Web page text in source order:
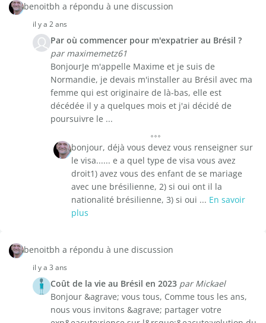
benoitbh a répondu à une discussion
il y a 2 ans
Par où commencer pour m'expatrier au Brésil ?
par maximemetz61
BonjourJe m'appelle Maxime et je suis de
Normandie, je devais m'installer au Brésil avec ma
femme qui est originaire de là-bas, elle est
décédée il y a quelques mois et j'ai décidé de
poursuivre le ...
bonjour, déjà vous devez vous renseigner sur
le visa...... e a quel type de visa vous avez
droit1) avez vous des enfant de se mariage
avec une brésilienne, 2) si oui ont il la
nationalité brésilienne, 3) si oui ... En savoir
plus
benoitbh a répondu à une discussion
il y a 3 ans
Coût de la vie au Brésil en 2023 par Mickael
Bonjour &agrave; vous tous, Comme tous les ans,
nous vous invitons &agrave; partager votre